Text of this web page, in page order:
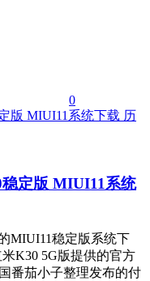
0
稳定版 MIUI11系统
MIUI11稳定版系统下
K30 5G版提供的官方
番茄小子整理发布的付